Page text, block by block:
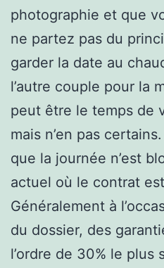
photographie et que
ne partez pas du
garder la date au
l’autre couple pour la
peut être le temps de
mais n’en pas
que la journée n’est
actuel où le contrat
Généralement à
du dossier, des
l’ordre de 30% le